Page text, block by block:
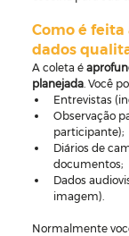
Como é feita
dados
A coleta é
planejada . Você
Entrevistas
Observação
participante);
Diários de
documentos;
Dados
imagem).
Normalmente